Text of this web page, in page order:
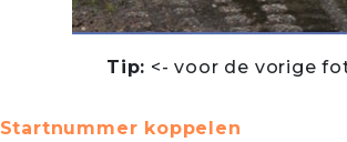
Tip: <- voor de vorige
Startnummer koppelen